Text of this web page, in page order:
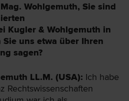
Wohlgemuth, Sie sind
Kugler & Wohlgemuth in
uns etwa über Ihren
sagen?
LL.M. (USA): Ich habe
Rechtswissenschaften